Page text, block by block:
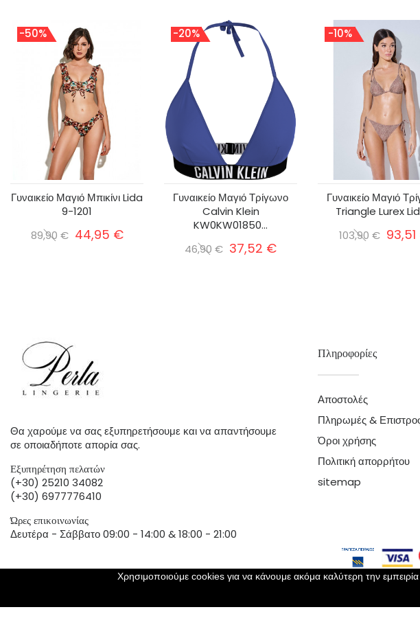
-50%
Γυναικείο Μαγιό Μπικίνι Lida
9-1201
89,90 € 44,95 €
-20%
Γυναικείο Μαγιό Τρίγωνο
Calvin Klein
KW0KW01850...
46,90 € 37,52 €
-10%
Γυναικείο Μαγιό
Triangle Lurex
103,90 €
Θα χαρούμε να σας εξυπηρετήσουμε και να απαντήσουμε
σε οποιαδήποτε απορία σας.
Εξυπηρέτηση πελατών
(+30) 25210 34082
(+30) 6977776410
Ώρες επικοινωνίας
Δευτέρα - Σάββατο 09:00 - 14:00 & 18:00 - 21:00
Πληροφορίες
Αποστολές
Πληρωμές &
Όροι χρήσης
Πολιτική απορρήτου
sitemap
Χρησιμοποιούμε cookies για να κάνουμε ακόμα καλύτερη την